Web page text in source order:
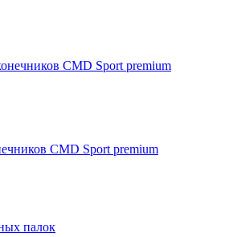
CMD Sport premium